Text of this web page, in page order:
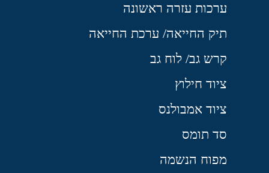
ערכות עזרה ראשונה
תיק החייאה/ ערכת החייאה
קרש גב/ לוח גב
ציוד חילוץ
ציוד אמבולנס
סד תומס
מפוח הנשמה